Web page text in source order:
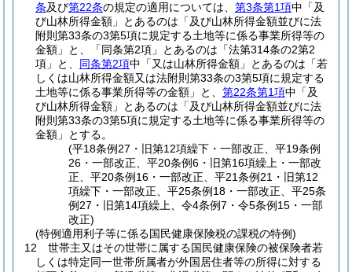
条及び第22条の規定の適用については、 第3条第1項中「及
び山林所得金額」とあるのは「及び山林所得金額並びに法
附則第33条の3第5項に規定する土地等に係る事業所得等の
金額」と、「同条第2項」とあるのは「法第314条の2第2
項」と、 同条第2項中「又は山林所得金額」とあるのは「若
しくは山林所得金額又は法附則第33条の3第5項に規定する
土地等に係る事業所得等の金額」と、 第22条第1項中「及
び山林所得金額」とあるのは「及び山林所得金額並びに法
附則第33条の3第5項に規定する土地等に係る事業所得等の
金額」とする。
(平18条例27・旧第12項繰下・一部改正、平19条例
26・一部改正、平20条例6・旧第16項繰上・一部改
正、平20条例16・一部改正、平21条例21・旧第12
項繰下・一部改正、平25条例18・一部改正、平25条
例27・旧第14項繰上、令4条例7・令5条例15・一部
改正)
(特例適用利子等に係る国民健康保険税の課税の特例)
12
世帯主又はその世帯に属する国民健康保険の被保険者若
しくは特定同一世帯所属者が外国居住者等の所得に対する